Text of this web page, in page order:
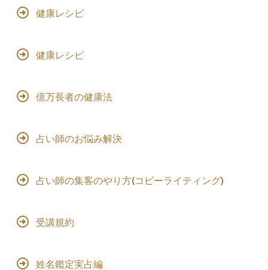
健康レシピ
健康レシピ
億万長者の健康法
占い師のお悩み解決
占い師の集客のやり方(コピーライティング)
受講規約
姓名鑑定実占編